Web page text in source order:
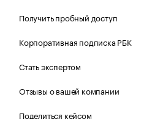
Получить пробный доступ
Корпоративная подписка РБК
Стать экспертом
Отзывы о вашей компании
Поделиться кейсом